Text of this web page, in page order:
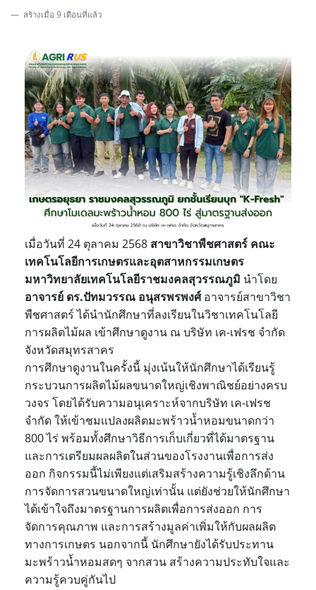
สร้างเมื่อ 9 เดือนที่แล้ว
เมื่อวันที่ 24 ตุลาคม 2568 สาขาวิชาพืชศาสตร์ คณะ
เทคโนโลยีการเกษตรและอุตสาหกรรมเกษตร
มหาวิทยาลัยเทคโนโลยีราชมงคลสุวรรณภูมิ นำโดย
อาจารย์ ดร.ปัทมวรรณ อนุสรพรพงศ์อาจารย์สาขาวิชา
พืชศาสตร์ ได้นำนักศึกษาที่ลงเรียนในวิชาเทคโนโลยี
การผลิตไม้ผล เข้าศึกษาดูงาน ณ บริษัท เค-เฟรช จำกัด
จังหวัดสมุทรสาคร
การศึกษาดูงานในครั้งนี้ มุ่งเน้นให้นักศึกษาได้เรียนรู้
กระบวนการผลิตไม้ผลขนาดใหญ่เชิงพาณิชย์อย่างครบ
วงจร โดยได้รับความอนุเคราะห์จากบริษัท เค-เฟรช
จำกัด ให้เข้าชมแปลงผลิตมะพร้าวน้ำหอมขนาดกว่า
800 ไร่ พร้อมทั้งศึกษาวิธีการเก็บเกี่ยวที่ได้มาตรฐาน
และการเตรียมผลผลิตในส่วนของโรงงานเพื่อการส่ง
ออก กิจกรรมนี้ไม่เพียงแต่เสริมสร้างความรู้เชิงลึกด้าน
การจัดการสวนขนาดใหญ่เท่านั้น แต่ยังช่วยให้นักศึกษา
ได้เข้าใจถึงมาตรฐานการผลิตเพื่อการส่งออก การ
จัดการคุณภาพ และการสร้างมูลค่าเพิ่มให้กับผลผลิต
ทางการเกษตร นอกจากนี้ นักศึกษายังได้รับประทาน
มะพร้าวน้ำหอมสดๆ จากสวน สร้างความประทับใจและ
ความรู้ควบคู่กันไป